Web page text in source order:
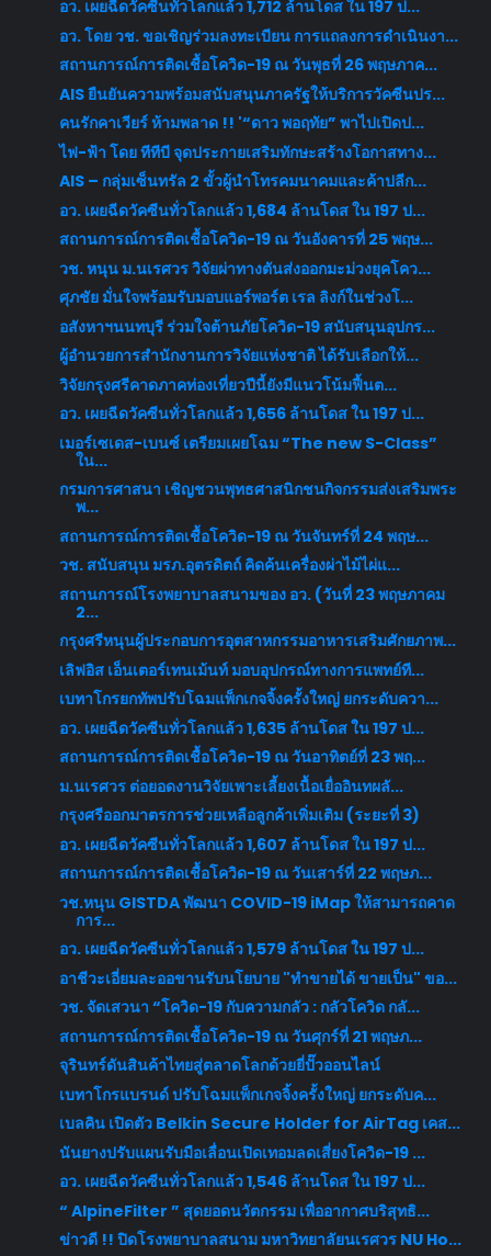
อว. เผยฉีดวัคซีนทั่วโลกแล้ว 1,712 ล้านโดส ใน 197 ป...
อว. โดย วช. ขอเชิญร่วมลงทะเบียน การแถลงการดำเนินงา...
สถานการณ์การติดเชื้อโควิด-19 ณ วันพุธที่ 26 พฤษภาค...
AIS ยืนยันความพร้อมสนับสนุนภาครัฐให้บริการวัคซีนปร...
คนรักคาเวียร์ ห้ามพลาด !! '“ดาว พอฤทัย” พาไปเปิดป...
ไฟ-ฟ้า โดย ทีทีบี จุดประกายเสริมทักษะสร้างโอกาสทาง...
AIS – กลุ่มเซ็นทรัล 2 ขั้วผู้นำโทรคมนาคมและค้าปลีก...
อว. เผยฉีดวัคซีนทั่วโลกแล้ว 1,684 ล้านโดส ใน 197 ป...
สถานการณ์การติดเชื้อโควิด-19 ณ วันอังคารที่ 25 พฤษ...
วช. หนุน ม.นเรศวร วิจัยผ่าทางตันส่งออกมะม่วงยุคโคว...
ศุภชัย มั่นใจพร้อมรับมอบแอร์พอร์ต เรล ลิงก์ในช่วงโ...
อสังหาฯนนทบุรี ร่วมใจต้านภัยโควิด-19 สนับสนุนอุปกร...
ผู้อำนวยการสำนักงานการวิจัยแห่งชาติ ได้รับเลือกให้...
วิจัยกรุงศรีคาดภาคท่องเที่ยวปีนี้ยังมีแนวโน้มฟื้นต...
อว. เผยฉีดวัคซีนทั่วโลกแล้ว 1,656 ล้านโดส ใน 197 ป...
เมอร์เซเดส-เบนซ์ เตรียมเผยโฉม “The new S-Class”
ใน...
กรมการศาสนา เชิญชวนพุทธศาสนิกชนกิจกรรมส่งเสริมพระ
พ...
สถานการณ์การติดเชื้อโควิด-19 ณ วันจันทร์ที่ 24 พฤษ...
วช. สนับสนุน มรภ.อุตรดิตถ์ คิดค้นเครื่องผ่าไม้ไผ่แ...
สถานการณ์โรงพยาบาลสนามของ อว. (วันที่ 23 พฤษภาคม
2...
กรุงศรีหนุนผู้ประกอบการอุตสาหกรรมอาหารเสริมศักยภาพ...
เลิฟอิส เอ็นเตอร์เทนเม้นท์ มอบอุปกรณ์ทางการแพทย์ที...
เบทาโกรยกทัพปรับโฉมแพ็กเกจจิ้งครั้งใหญ่ ยกระดับควา...
อว. เผยฉีดวัคซีนทั่วโลกแล้ว 1,635 ล้านโดส ใน 197 ป...
สถานการณ์การติดเชื้อโควิด-19 ณ วันอาทิตย์ที่ 23 พฤ...
ม.นเรศวร ต่อยอดงานวิจัยเพาะเลี้ยงเนื้อเยื่ออินทผลั...
กรุงศรีออกมาตรการช่วยเหลือลูกค้าเพิ่มเติม (ระยะที่ 3)
อว. เผยฉีดวัคซีนทั่วโลกแล้ว 1,607 ล้านโดส ใน 197 ป...
สถานการณ์การติดเชื้อโควิด-19 ณ วันเสาร์ที่ 22 พฤษภ...
วช.หนุน GISTDA พัฒนา COVID-19 iMap ให้สามารถคาด
การ...
อว. เผยฉีดวัคซีนทั่วโลกแล้ว 1,579 ล้านโดส ใน 197 ป...
อาชีวะเอี่ยมละออขานรับนโยบาย "ทำขายได้ ขายเป็น" ขอ...
วช. จัดเสวนา “โควิด-19 กับความกลัว : กลัวโควิด กลั...
สถานการณ์การติดเชื้อโควิด-19 ณ วันศุกร์ที่ 21 พฤษภ...
จุรินทร์ดันสินค้าไทยสู่ตลาดโลกด้วยยี่ปั๊วออนไลน์
เบทาโกรแบรนด์ ปรับโฉมแพ็กเกจจิ้งครั้งใหญ่ ยกระดับค...
เบลคิน เปิดตัว Belkin Secure Holder for AirTag เคส...
นันยางปรับแผนรับมือเลื่อนเปิดเทอมลดเสี่ยงโควิด-19 ...
อว. เผยฉีดวัคซีนทั่วโลกแล้ว 1,546 ล้านโดส ใน 197 ป...
“ AlpineFilter ” สุดยอดนวัตกรรม เพื่ออากาศบริสุทธิ...
ข่าวดี !! ปิดโรงพยาบาลสนาม มหาวิทยาลัยนเรศวร NU Ho...